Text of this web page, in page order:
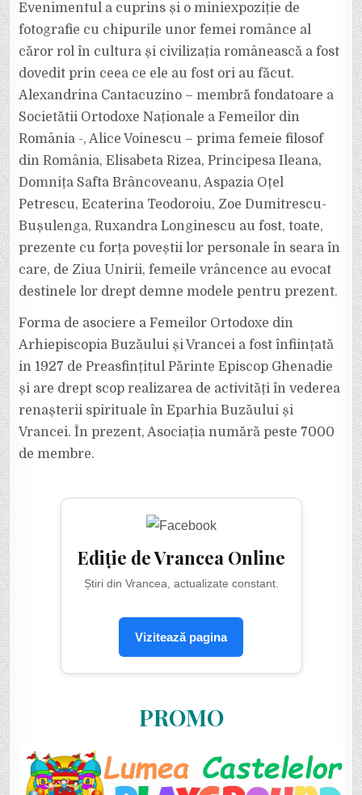
Evenimentul a cuprins și o miniexpoziție de
fotografie cu chipurile unor femei românce al
căror rol în cultura și civilizația românească a fost
dovedit prin ceea ce ele au fost ori au făcut.
Alexandrina Cantacuzino – membră fondatoare a
Societătii Ortodoxe Naționale a Femeilor din
România -, Alice Voinescu – prima femeie filosof
din România, Elisabeta Rizea, Principesa Ileana,
Domnița Safta Brâncoveanu, Aspazia Oțel
Petrescu, Ecaterina Teodoroiu, Zoe Dumitrescu-
Bușulenga, Ruxandra Longinescu au fost, toate,
prezente cu forța poveștii lor personale în seara în
care, de Ziua Unirii, femeile vrâncence au evocat
destinele lor drept demne modele pentru prezent.
Forma de asociere a Femeilor Ortodoxe din
Arhiepiscopia Buzăului și Vrancei a fost înființată
in 1927 de Preasfințitul Părinte Episcop Ghenadie
și are drept scop realizarea de activități în vederea
renașterii spirituale în Eparhia Buzăului și
Vrancei. În prezent, Asociația numără peste 7000
de membre.
Ediție de Vrancea Online
Știri din Vrancea, actualizate constant.
Vizitează pagina
PROMO